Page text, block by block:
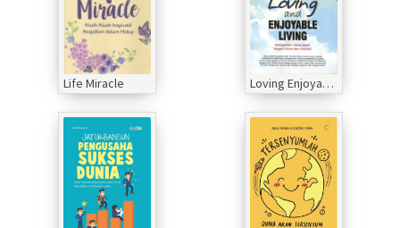
Life Miracle Loving Enjoyable Living